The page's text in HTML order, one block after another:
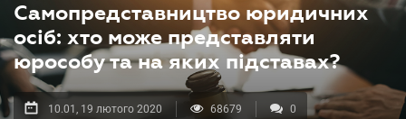
Самопредставництво юридичних
осіб: хто може представляти
юрособу та на яких підставах?
10.01, 19 лютого 2020 68679 0